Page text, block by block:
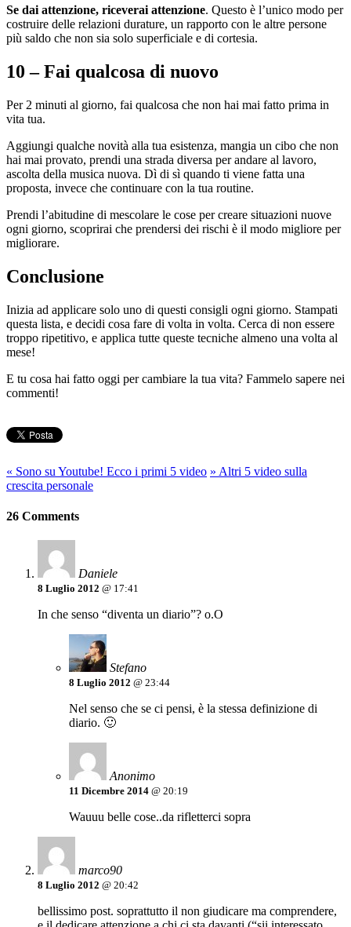
Se dai attenzione, riceverai attenzione. Questo è l’unico modo per
costruire delle relazioni durature, un rapporto con le altre persone
più saldo che non sia solo superficiale e di cortesia.
10 – Fai qualcosa di nuovo
Per 2 minuti al giorno, fai qualcosa che non hai mai fatto prima in
vita tua.
Aggiungi qualche novità alla tua esistenza, mangia un cibo che non
hai mai provato, prendi una strada diversa per andare al lavoro,
ascolta della musica nuova. Dì di sì quando ti viene fatta una
proposta, invece che continuare con la tua routine.
Prendi l’abitudine di mescolare le cose per creare situazioni nuove
ogni giorno, scoprirai che prendersi dei rischi è il modo migliore per
migliorare.
Conclusione
Inizia ad applicare solo uno di questi consigli ogni giorno. Stampati
questa lista, e decidi cosa fare di volta in volta. Cerca di non essere
troppo ripetitivo, e applica tutte queste tecniche almeno una volta al
mese!
E tu cosa hai fatto oggi per cambiare la tua vita? Fammelo sapere nei
commenti!
« Sono su Youtube! Ecco i primi 5 video » Altri 5 video sulla
crescita personale
26 Comments
Daniele
8 Luglio 2012 @ 17:41
In che senso “diventa un diario”? o.O
Stefano
8 Luglio 2012 @ 23:44
Nel senso che se ci pensi, è la stessa definizione di
diario. 🙂
Anonimo
11 Dicembre 2014 @ 20:19
Wauuu belle cose..da rifletterci sopra
marco90
8 Luglio 2012 @ 20:42
bellissimo post. soprattutto il non giudicare ma comprendere,